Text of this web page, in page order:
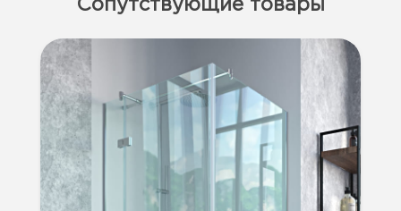
Сопутствующие товары